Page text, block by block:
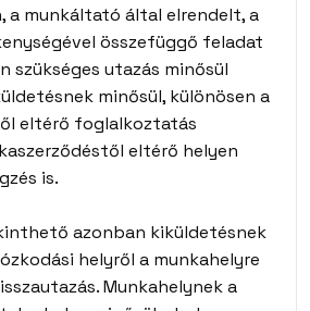
a munkáltató által elrendelt, a
összefüggő feladat
szükséges utazás minősül
minősül, különösen a
eltérő foglalkoztatás
eltérő helyen
is.
azonban kiküldetésnek
helyről a munkahelyre
Munkahelynek a